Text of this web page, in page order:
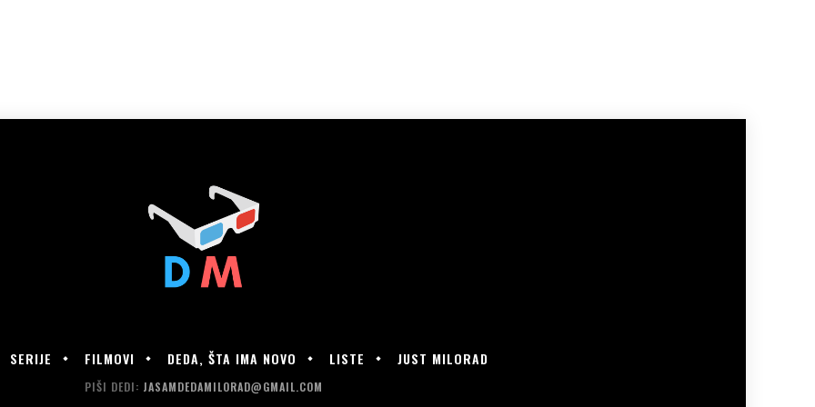
SERIJE FILMOVI DEDA, ŠTA IMA NOVO LISTE JUST MILORAD
PIŠI DEDI: JASAMDEDAMILORAD@GMAIL.COM